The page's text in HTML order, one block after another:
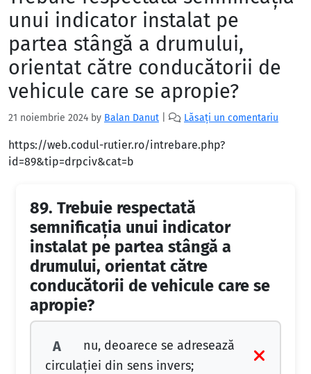
unui indicator instalat pe
partea stângă a drumului,
orientat către conducătorii de
vehicule care se apropie?
21 noiembrie 2024 by Balan Danut Lăsați un comentariu
https://web.codul-rutier.ro/intrebare.php?
id=89&tip=drpciv&cat=b
89. Trebuie respectată
semnificaţia unui indicator
instalat pe partea stângă a
drumului, orientat către
conducătorii de vehicule care se
apropie?
A
nu, deoarece se adresează
circulaţiei din sens invers;